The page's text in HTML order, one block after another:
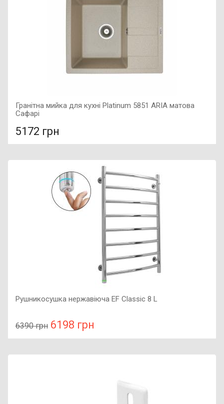
Гранітна мийка для кухні Platinum 5851 ARIA матова
Сафарі
5172 грн
Фактура поверхні: матова, Гарантія: 7 років, Матеріал:
граніт, Колір мийки: сафарі,
Рушникосушка нержавіюча EF Classic 8 L
6390 грн 6198 грн